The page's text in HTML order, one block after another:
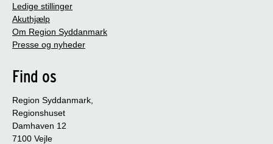
Ledige stillinger
Akuthjælp
Om Region Syddanmark
Presse og nyheder
Find os
Region Syddanmark,
Regionshuset
Damhaven 12
7100 Vejle